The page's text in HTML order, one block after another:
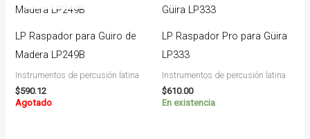
o
o
LP Raspador para Guiro de
Madera LP249B
Instrumentos de percusión latina
$590.12
Agotado
LP Raspador Pro para Güira
LP333
Instrumentos de percusión latina
$610.00
En existencia